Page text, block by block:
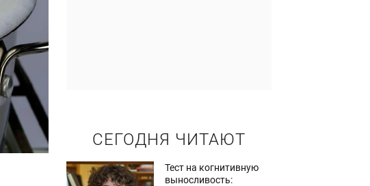
СЕГОДНЯ ЧИТАЮТ
Тест на когнитивную
выносливость: